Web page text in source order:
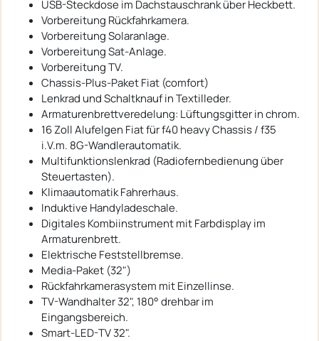
USB-Steckdose im Dachstauschrank über Heckbett.
Vorbereitung Rückfahrkamera.
Vorbereitung Solaranlage.
Vorbereitung Sat-Anlage.
Vorbereitung TV.
Chassis-Plus-Paket Fiat (comfort)
Lenkrad und Schaltknauf in Textilleder.
Armaturenbrettveredelung: Lüftungsgitter in chrom.
16 Zoll Alufelgen Fiat für f40 heavy Chassis / f35
i.V.m. 8G-Wandlerautomatik.
Multifunktionslenkrad (Radiofernbedienung über
Steuertasten).
Klimaautomatik Fahrerhaus.
Induktive Handyladeschale.
Digitales Kombiinstrument mit Farbdisplay im
Armaturenbrett.
Elektrische Feststellbremse.
Media-Paket (32")
Rückfahrkamerasystem mit Einzellinse.
TV-Wandhalter 32", 180° drehbar im
Eingangsbereich.
Smart-LED-TV 32".